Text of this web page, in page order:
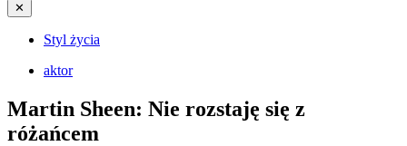
✕
Styl życia
aktor
Martin Sheen: Nie rozstaję się z
różańcem